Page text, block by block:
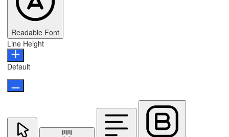
Readable Font
Line Height
Default